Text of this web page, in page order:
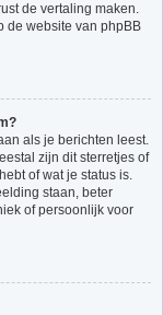
de vertaling maken.
de website van phpBB
als je berichten leest.
zijn dit sterretjes of
of wat je status is.
staan, beter
of persoonlijk voor